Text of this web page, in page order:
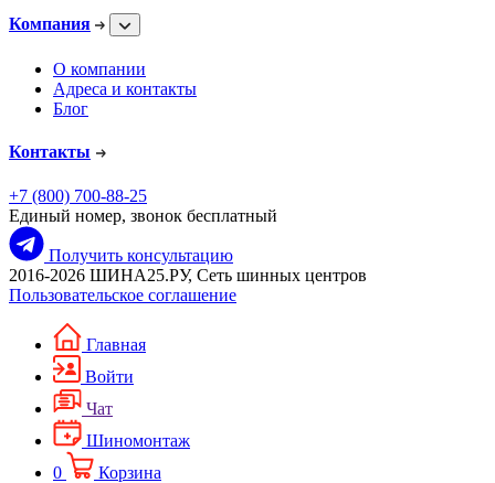
Компания
О компании
Адреса и контакты
Блог
Контакты
+7 (800) 700-88-25
Единый номер, звонок бесплатный
Получить консультацию
2016-2026 ШИНА25.РУ, Сеть шинных центров
Пользовательское соглашение
Главная
Войти
Чат
Шиномонтаж
0
Корзина